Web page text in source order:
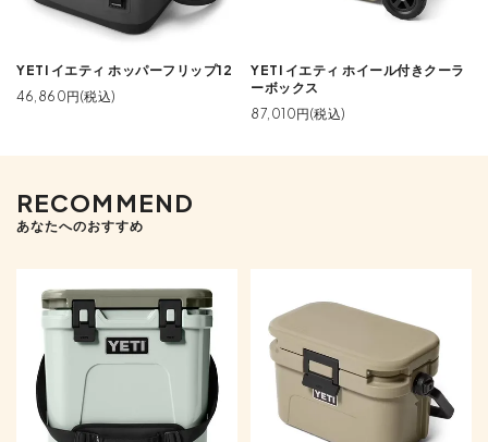
YETI イエティ ホッパーフリップ12
46,860円(税込)
YETI イエティ ホイール付きクーラ
ーボックス
87,010円(税込)
RECOMMEND
あなたへのおすすめ